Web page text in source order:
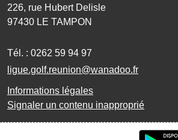
226, rue Hubert Delisle
97430 LE TAMPON
Tél. : 0262 59 94 97
ligue.golf.reunion@wanadoo.fr
Informations légales
Signaler un contenu inapproprié